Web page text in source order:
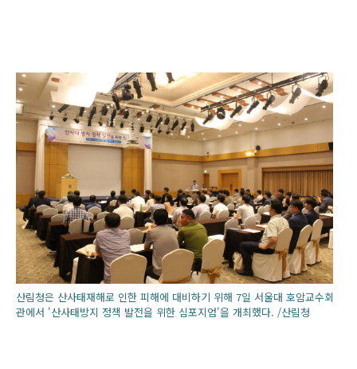
산림청은 산사태재해로 인한 피해에 대비하기 위해 7일 서울대 호암교수회
관에서 '산사태방지 정책 발전을 위한 심포지엄'을 개최했다. /산림청